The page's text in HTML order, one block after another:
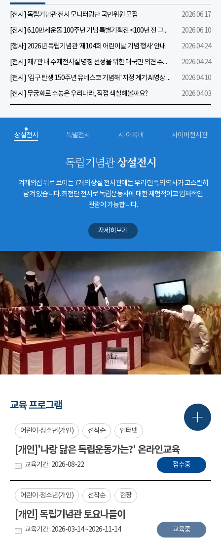
[전시] 독립기념관 전시 모니터링단 국민위원 모집
2026.06.17
[전시] 6.10만세운동 100주년 기념 특별기획전 <100년 전 그날을 보다: 6.10만세운동>
2026.06.10
[행사] 2026년 독립기념관 ‘제104회 어린이날 기념 행사’ 안내
2026.04.24
[전시] 제7관 내 주제전시실 명칭 선정을 위한 대국민 의견 수렴 실시
2026.04.24
[전시] '김구 탄생 150주년 유네스코 기념해' 지정 계기 AI영상 국민공모 개최 안내
2026.04.10
[전시] 무궁화로 수놓은 우리나라, 직접 색칠해볼까요?
2026.04.03
상설전시 특별전시 시·어록비 사이버전시관
독립기념관상설전시
겨레의집 뒤로 보이는 7개의 상설 전시관에는 우리 민족의 역사가 고스란히
담겨 있습니다. 최첨단 전시로 독립운동사에 대한 체험적이고 입체적인
관람이 가능합니다.
자세히보기
교육 프로그램
어린이·청소년(개인) 선착순 인터넷
[개인]'나랑 닮은 독립운동가는?' 온라인교육
교육기간 : 2026-08-22 접수중
어린이·청소년(개인) 선착순 현장
[개인] 독립기념관 토요나들이
교육기간 : 2026-03-14 ~2026-11-14 교육중